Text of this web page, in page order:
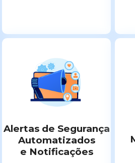
Alertas de Segurança
Automatizados
e Notificações